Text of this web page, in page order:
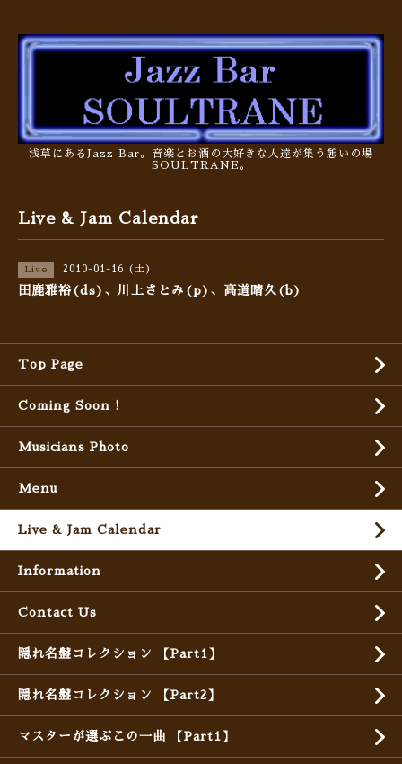
浅草にあるJazz Bar。音楽とお酒の大好きな人達が集う憩いの場
SOULTRANE。
Live & Jam Calendar
Live 2010-01-16 (土)
田鹿雅裕(ds)、川上さとみ(p)、高道晴久(b)
Top Page
Coming Soon !
Musicians Photo
Menu
Live & Jam Calendar
Information
Contact Us
隠れ名盤コレクション 【Part1】
隠れ名盤コレクション 【Part2】
マスターが選ぶこの一曲 【Part1】